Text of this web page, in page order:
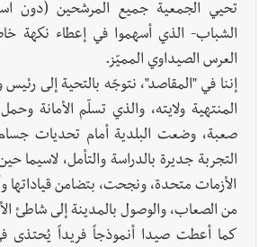
المعاناة التي تمزق القلوب والضمائر؟
تحيي الجمعية جميع المرشحين (دون
الشباب- الذي أسهموا في إعطاء نكهة
العرس الصيداوي المميّز.
إننا في "المقاصد"، نتوجّه بالتحية إلى
المنتهية ولايته، والذي تسلّم الأمانة
صعبة، وضعت البلدية أمام تحديات
التجربة جديرة بالدراسة والتأمل، لاسيما
الأزمات متحدة، ونجحت، بتضامن قياداتها
من الصعاب، والوصول بالمدينة إلى شاطئ
كما أعطت صيدا أنموذجاً فريداً يُحتذى